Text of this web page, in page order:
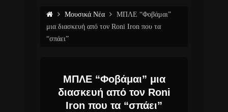
Μουσικά Νέα
ΜΠΛΕ “Φοβάμαι”
μια διασκευή από τον Roni Iron που τα
“σπάει”
ΜΠΛΕ “Φοβάμαι” μια
διασκευή από τον Roni
Iron που τα “σπάει”